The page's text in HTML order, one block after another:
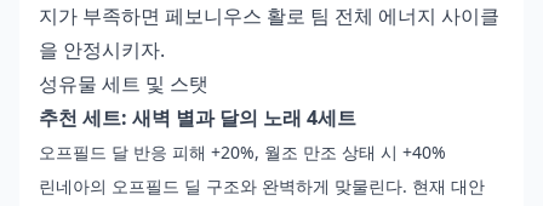
지가 부족하면 페보니우스 활로 팀 전체 에너지 사이클
을 안정시키자.
성유물 세트 및 스탯
추천 세트: 새벽 별과 달의 노래 4세트
오프필드 달 반응 피해 +20%, 월조 만조 상태 시 +40%
린네아의 오프필드 딜 구조와 완벽하게 맞물린다. 현재 대안